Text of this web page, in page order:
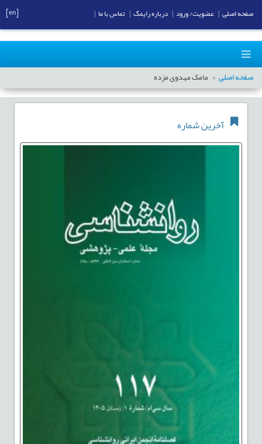
صفحه اصلی مامک مهدوی مزده
آخرین شماره
صفحه اصلی عضویت/ ورود درباره رایمگ تماس با ما